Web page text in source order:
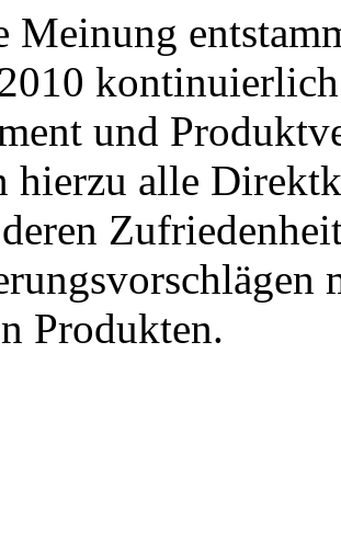
Meinung
und
hierzu alle
Produkten.